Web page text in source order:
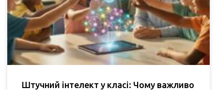
Штучний інтелект у класі: Чому важливо